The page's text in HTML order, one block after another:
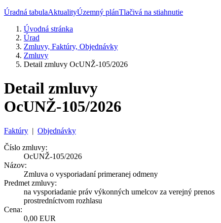
Úradná tabulaAktualityÚzemný plánTlačivá na stiahnutie
Úvodná stránka
Úrad
Zmluvy, Faktúry, Objednávky
Zmluvy
Detail zmluvy OcUNŽ-105/2026
Detail zmluvy
OcUNŽ-105/2026
Faktúry | Objednávky
Číslo zmluvy:
OcUNŽ-105/2026
Názov:
Zmluva o vysporiadaní primeranej odmeny
Predmet zmluvy:
na vysporiadanie práv výkonných umelcov za verejný prenos
prostredníctvom rozhlasu
Cena:
0,00 EUR